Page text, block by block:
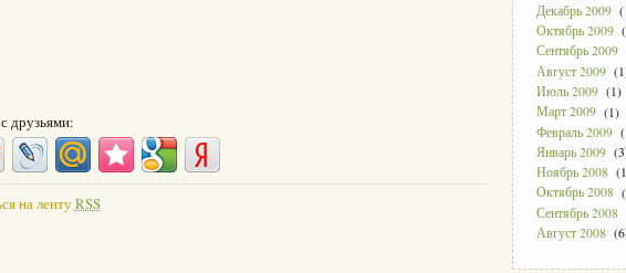
друзьями:
на лентуRSS
Декабрь 2009
Октябрь 2009
Сентябрь 2009
Август 2009
Июль 2009 (1)
Март 2009 (1)
Февраль 2009
Январь 2009
Ноябрь 2008
Октябрь 2008
Сентябрь 2008
Август 2008